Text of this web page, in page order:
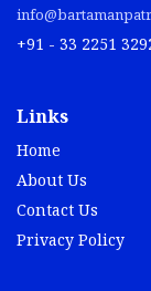
+91 - 33 2251
Links
Home
About Us
Contact Us
Privacy Policy